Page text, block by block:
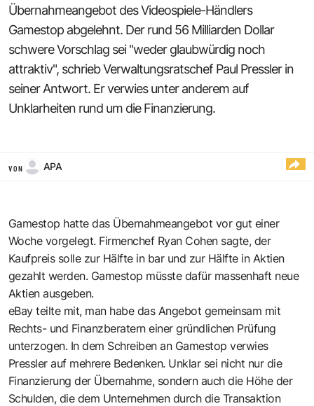
Übernahmeangebot des Videospiele-Händlers
Gamestop abgelehnt. Der rund 56 Milliarden Dollar
schwere Vorschlag sei "weder glaubwürdig noch
attraktiv", schrieb Verwaltungsratschef Paul Pressler in
seiner Antwort. Er verwies unter anderem auf
Unklarheiten rund um die Finanzierung.
VON APA
Gamestop hatte das Übernahmeangebot vor gut einer
Woche vorgelegt. Firmenchef Ryan Cohen sagte, der
Kaufpreis solle zur Hälfte in bar und zur Hälfte in Aktien
gezahlt werden. Gamestop müsste dafür massenhaft neue
Aktien ausgeben.
eBay teilte mit, man habe das Angebot gemeinsam mit
Rechts- und Finanzberatern einer gründlichen Prüfung
unterzogen. In dem Schreiben an Gamestop verwies
Pressler auf mehrere Bedenken. Unklar sei nicht nur die
Finanzierung der Übernahme, sondern auch die Höhe der
Schulden, die dem Unternehmen durch die Transaktion